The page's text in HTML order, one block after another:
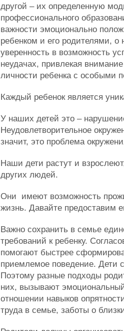
другой – их определенную
профессионального
важности эмоционально
ребенком и его родителями, о
уверенность в возможность
неудачах, привлекая
личности ребенка с особыми
Каждый ребенок является
У наших детей это –
Неудовлетворительное
значит, это проблема
Наши дети растут и
других людей.
Они имеют возможность
жизнь. Давайте предоставим
Важно сохранить в семье
требований к ребенку.
помогают быстрее
приемлемое поведение. Дети
Поэтому разные подходы
них, вызывают
отношении навыков
труда в семье, заботы о